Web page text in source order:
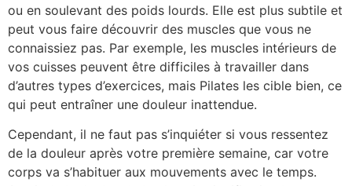
ou en soulevant des poids lourds. Elle est plus subtile et
peut vous faire découvrir des muscles que vous ne
connaissiez pas. Par exemple, les muscles intérieurs de
vos cuisses peuvent être difficiles à travailler dans
d’autres types d’exercices, mais Pilates les cible bien, ce
qui peut entraîner une douleur inattendue.
Cependant, il ne faut pas s’inquiéter si vous ressentez
de la douleur après votre première semaine, car votre
corps va s’habituer aux mouvements avec le temps.